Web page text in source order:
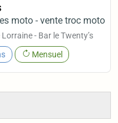
moto - vente troc moto
- Bar le Twenty’s
Mensuel